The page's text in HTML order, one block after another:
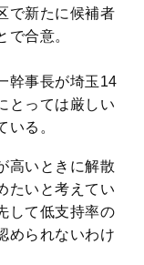
で新たに候補者
で合意。
幹事長が埼玉14
とっては厳しい
る。
高いときに解散
たいと考えてい
して低支持率の
められないわけ